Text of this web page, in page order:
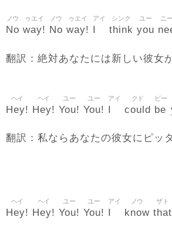
No
ノウ
way!
ゥエイ
No
ノウ
way!
ゥエイ アイ
think
シンク
you
ユー ニ
翻訳：絶対あなたには新しい彼女
Hey!
ヘイ
Hey!
ヘイ
You!
ユー
You!
ユー
I
アイ
could
クド
be
ビー
翻訳：私ならあなたの彼女にピッ
Hey!
ヘイ
Hey!
ヘイ
You!
ユー
You!
ユー
I
アイ
know
ノウ
that
ザト